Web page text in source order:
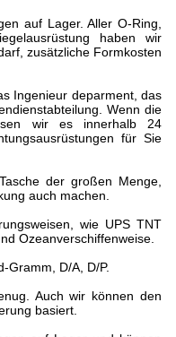
auf Lager. Aller O-Ring,
haben wir
zusätzliche Formkosten
Ingenieur deparment, das
Wenn die
wir es innerhalb 24
für Sie
der großen Menge,
auch machen.
wie UPS TNT
Ozeanverschiffenweise.
Gramm, D/A, D/P.
Auch wir können den
basiert.